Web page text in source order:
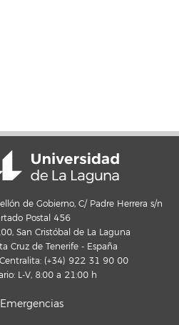
de Gobierno, C/ Padre Herrera s/n
Postal 456
San Cristóbal de La Laguna
Cruz de Tenerife - España
Centralita: (+34) 922 31 90 00
L-V, 8:00 a 21:00 h
Emergencias